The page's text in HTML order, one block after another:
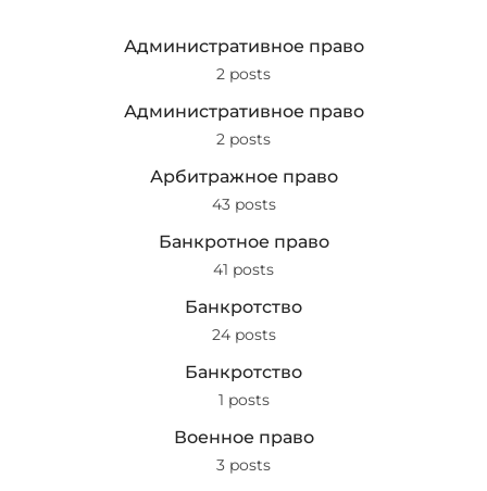
Административное право
2 posts
Административное право
2 posts
Арбитражное право
43 posts
Банкротное право
41 posts
Банкротство
24 posts
Банкротство
1 posts
Военное право
3 posts